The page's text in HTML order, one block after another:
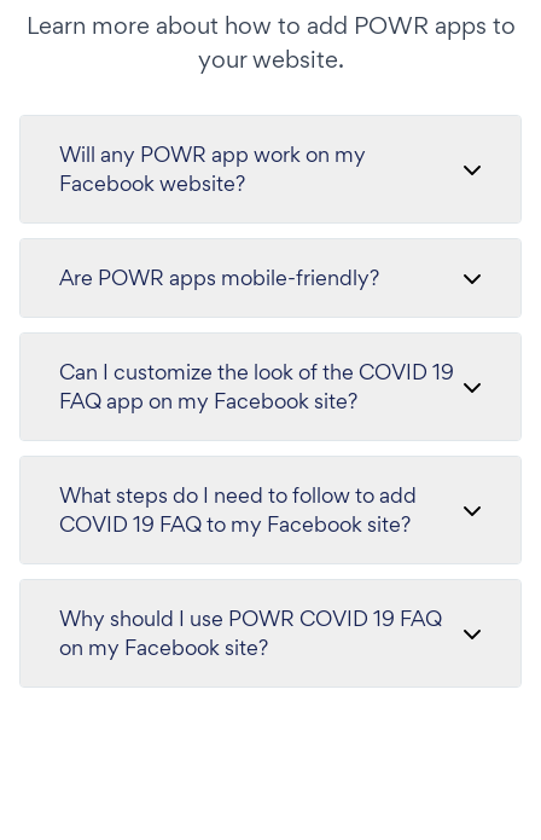
Learn more about how to add POWR apps to
your website.
Will any POWR app work on my
Facebook website?
Are POWR apps mobile-friendly?
Can I customize the look of the COVID 19
FAQ app on my Facebook site?
What steps do I need to follow to add
COVID 19 FAQ to my Facebook site?
Why should I use POWR COVID 19 FAQ
on my Facebook site?